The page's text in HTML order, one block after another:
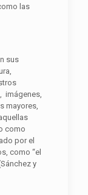
las
sus
imágenes,
mayores,
como
por el
como “el
y